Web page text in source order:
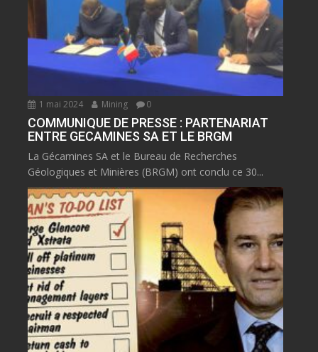
1 mai 2024 Mining 0
COMMUNIQUE DE PRESSE : PARTENARIAT
ENTRE GECAMINES SA ET LE BRGM
La Gécamines SA et le Bureau de Recherches
Géologiques et Minières (BRGM) ont conclu ce 30...